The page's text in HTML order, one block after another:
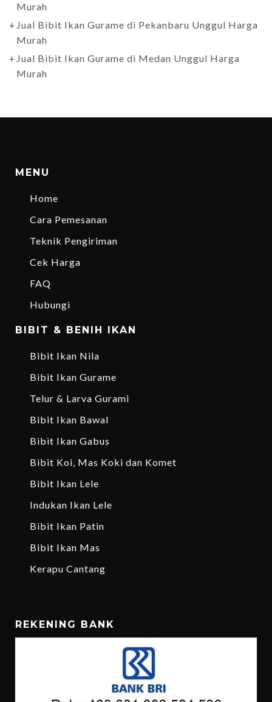
Murah
Jual Bibit Ikan Gurame di Pekanbaru Unggul Harga
Murah
Jual Bibit Ikan Gurame di Medan Unggul Harga
Murah
MENU
Home
Cara Pemesanan
Teknik Pengiriman
Cek Harga
FAQ
Hubungi
BIBIT & BENIH IKAN
Bibit Ikan Nila
Bibit Ikan Gurame
Telur & Larva Gurami
Bibit Ikan Bawal
Bibit Ikan Gabus
Bibit Koi, Mas Koki dan Komet
Bibit Ikan Lele
Indukan Ikan Lele
Bibit Ikan Patin
Bibit Ikan Mas
Kerapu Cantang
REKENING BANK